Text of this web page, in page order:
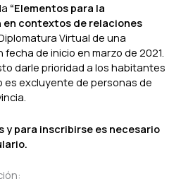
“Elementos para la
en contextos de relaciones
Virtual de una
de inicio en marzo de 2021.
darle prioridad a los habitantes
es excluyente de personas de
y para inscribirse es necesario